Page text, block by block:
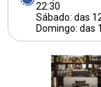
22:30
Sábado: das
Domingo: das